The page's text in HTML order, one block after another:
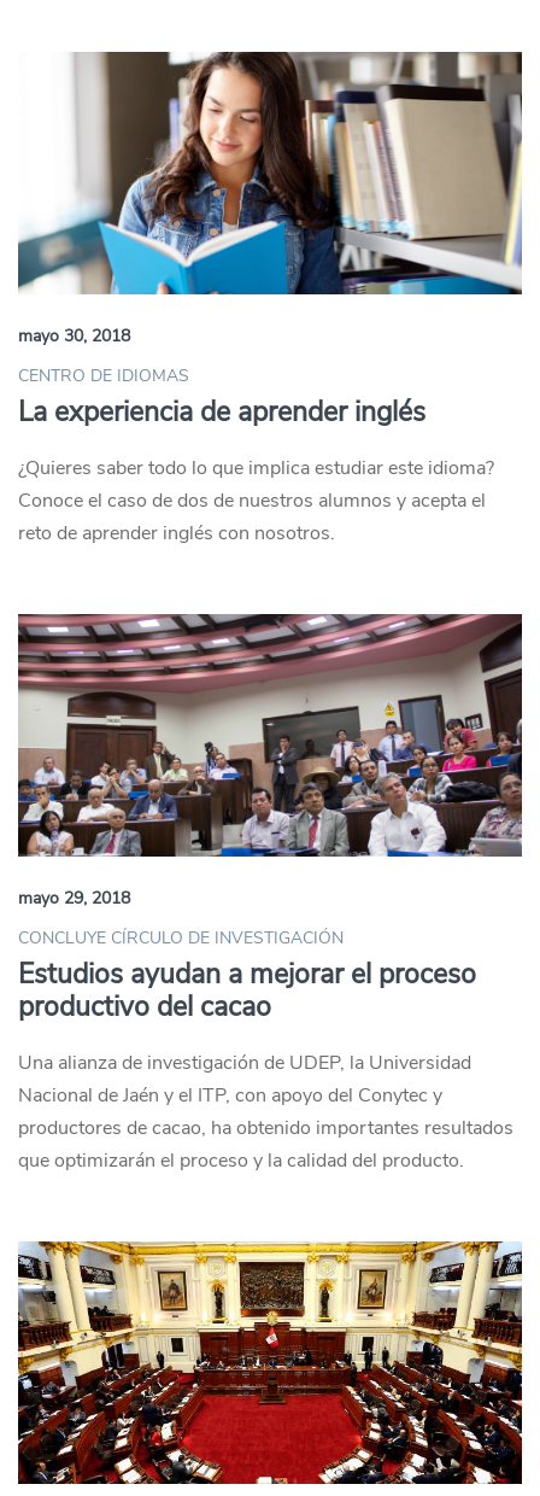
mayo 30, 2018
CENTRO DE IDIOMAS
La experiencia de aprender inglés
¿Quieres saber todo lo que implica estudiar este idioma?
Conoce el caso de dos de nuestros alumnos y acepta el
reto de aprender inglés con nosotros.
mayo 29, 2018
CONCLUYE CÍRCULO DE INVESTIGACIÓN
Estudios ayudan a mejorar el proceso
productivo del cacao
Una alianza de investigación de UDEP, la Universidad
Nacional de Jaén y el ITP, con apoyo del Conytec y
productores de cacao, ha obtenido importantes resultados
que optimizarán el proceso y la calidad del producto.